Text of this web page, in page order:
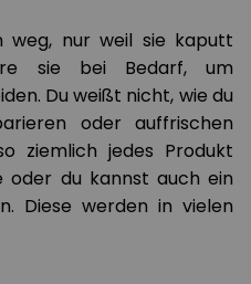
weg, nur weil sie kaputt
sie bei Bedarf, um
Du weißt nicht, wie du
oder auffrischen
ziemlich jedes Produkt
oder du kannst auch ein
Diese werden in vielen